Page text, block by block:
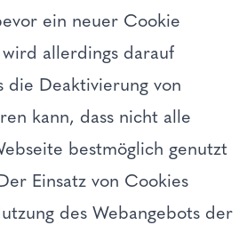
ein neuer Cookie
allerdings darauf
die Deaktivierung von
kann, dass nicht alle
bestmöglich genutzt
Einsatz von Cookies
des Webangebots der